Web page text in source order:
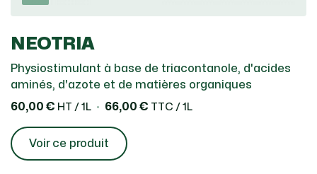
NEOTRIA
Physiostimulant à base de triacontanole, d'acides
aminés, d'azote et de matières organiques
60,00 € HT / 1L 66,00 € TTC / 1L
Voir ce produit